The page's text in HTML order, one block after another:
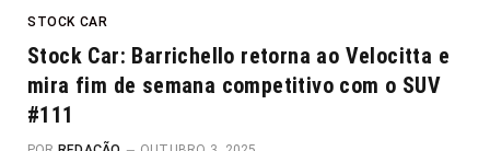
STOCK CAR
Stock Car: Barrichello retorna ao Velocitta e
mira fim de semana competitivo com o SUV
#111